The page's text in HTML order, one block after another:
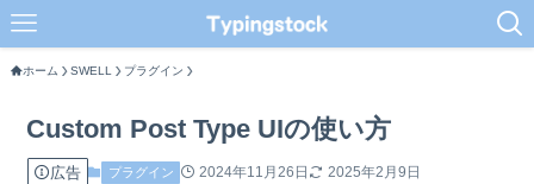
ホーム SWELL プラグイン
Custom Post Type UIの使い方
広告 プラグイン 2024年11月26日 2025年2月9日